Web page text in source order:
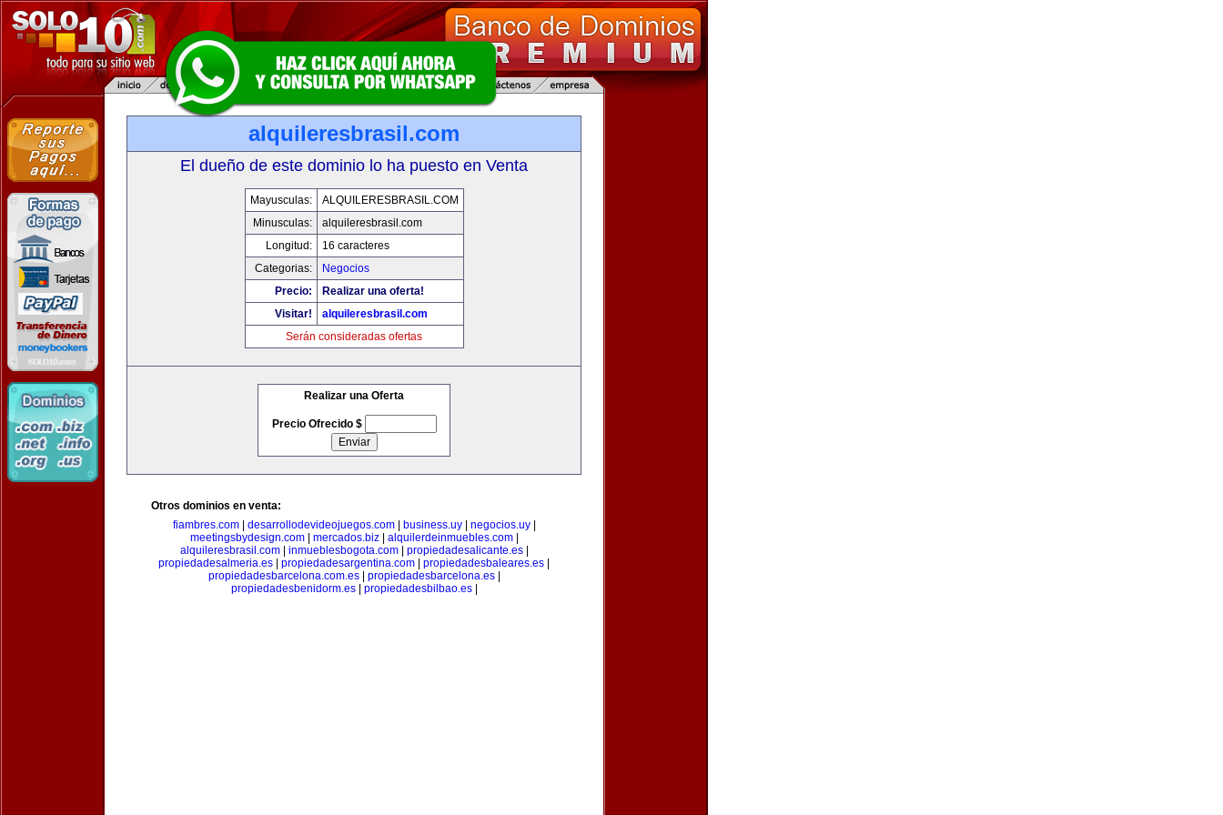
alquileresbrasil.com
El dueño de este dominio lo ha puesto en Venta
Mayusculas:
ALQUILERESBRASIL.COM
Minusculas:
alquileresbrasil.com
Longitud:
16 caracteres
Categorias:
Negocios
Precio:
Realizar una oferta!
Visitar!
alquileresbrasil.com
Serán consideradas ofertas
Realizar una Oferta
Precio Ofrecido $
Otros dominios en venta:
fiambres.com| desarrollodevideojuegos.com| business.uy| negocios.uy|
meetingsbydesign.com| mercados.biz| alquilerdeinmuebles.com|
alquileresbrasil.com| inmueblesbogota.com| propiedadesalicante.es|
propiedadesalmeria.es
propiedadesargentina.com propiedadesbaleares.es
propiedadesbarcelona.com.es| propiedadesbarcelona.es|
propiedadesbenidorm.es| propiedadesbilbao.es|